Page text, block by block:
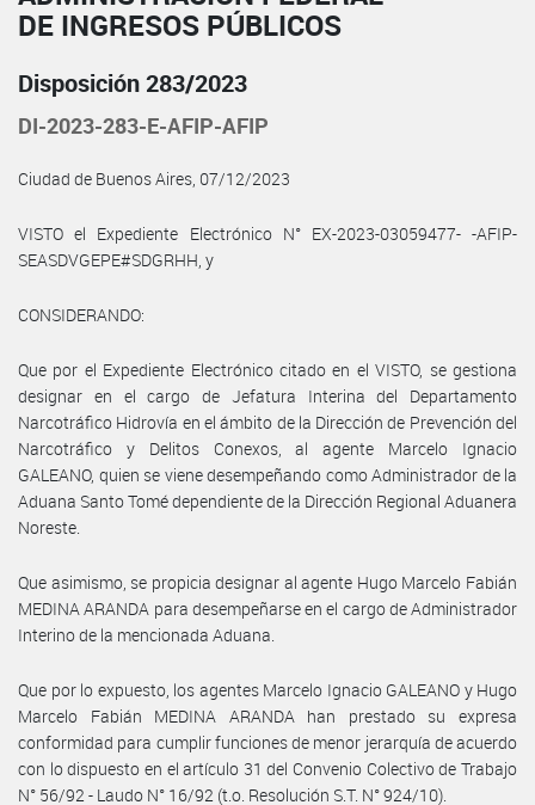
DE INGRESOS PÚBLICOS
Disposición 283/2023
DI-2023-283-E-AFIP-AFIP
Ciudad de Buenos Aires, 07/12/2023
VISTO el Expediente Electrónico N° EX-2023-03059477- -AFIP-
SEASDVGEPE#SDGRHH, y
CONSIDERANDO:
Que por el Expediente Electrónico citado en el VISTO, se gestiona
designar en el cargo de Jefatura Interina del Departamento
Narcotráfico Hidrovía en el ámbito de la Dirección de Prevención del
Narcotráfico y Delitos Conexos, al agente Marcelo Ignacio
GALEANO, quien se viene desempeñando como Administrador de la
Aduana Santo Tomé dependiente de la Dirección Regional Aduanera
Noreste.
Que asimismo, se propicia designar al agente Hugo Marcelo Fabián
MEDINA ARANDA para desempeñarse en el cargo de Administrador
Interino de la mencionada Aduana.
Que por lo expuesto, los agentes Marcelo Ignacio GALEANO y Hugo
Marcelo Fabián MEDINA ARANDA han prestado su expresa
conformidad para cumplir funciones de menor jerarquía de acuerdo
con lo dispuesto en el artículo 31 del Convenio Colectivo de Trabajo
N° 56/92 - Laudo N° 16/92 (t.o. Resolución S.T. N° 924/10).